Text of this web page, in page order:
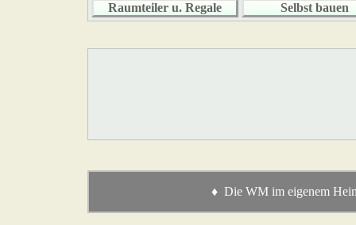
Raumteiler u. Regale Selbst bauen
♦ Die WM im eigenem